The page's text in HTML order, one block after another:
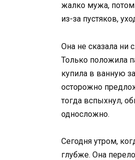
жалко мужа, потом
из-за пустяков,
Она не сказала ни
Только положила
купила в ванную
осторожно
тогда вспыхнул,
односложно.
Сегодня утром,
глубже. Она